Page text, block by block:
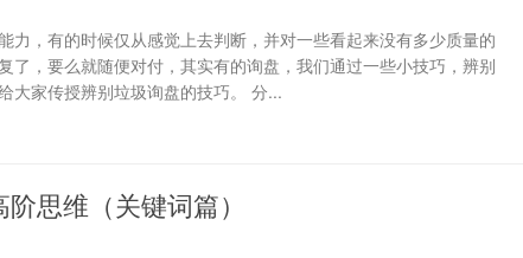
力，有的时候仅从感觉上去判断，并对一些看起来没有多少质量的
了，要么就随便对付，其实有的询盘，我们通过一些小技巧，辨别
大家传授辨别垃圾询盘的技巧。 分...
思维（关键词篇）